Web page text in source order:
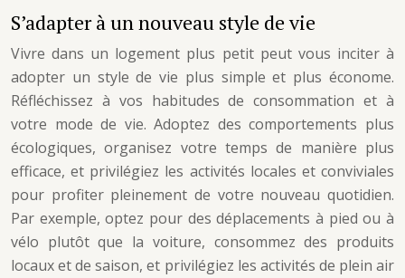
S’adapter à un nouveau style de vie
Vivre dans un logement plus petit peut vous inciter à
adopter un style de vie plus simple et plus économe.
Réfléchissez à vos habitudes de consommation et à
votre mode de vie. Adoptez des comportements plus
écologiques, organisez votre temps de manière plus
efficace, et privilégiez les activités locales et conviviales
pour profiter pleinement de votre nouveau quotidien.
Par exemple, optez pour des déplacements à pied ou à
vélo plutôt que la voiture, consommez des produits
locaux et de saison, et privilégiez les activités de plein air